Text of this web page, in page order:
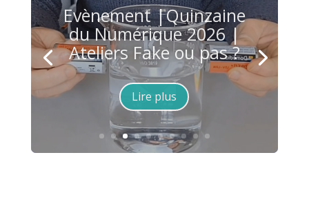
Evènement |Quinzaine
du Numérique 2026 |
Ateliers Fake ou pas ?
Lire plus